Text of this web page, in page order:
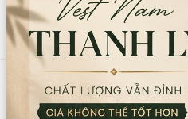
Sản
TRÂM CỔ TRANG TRUNG
Mã:SP6411